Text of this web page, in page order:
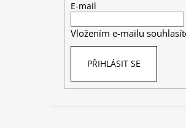
E-mail
Vložením e-mailu
PŘIHLÁSIT SE